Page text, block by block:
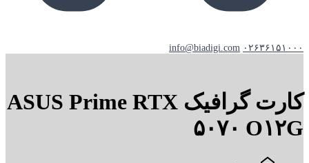
۰۲۶۳۶۱۵۱۰۰۰ info@biadigi.com
کارت گرافیک ASUS Prime RTX
۵۰۷۰ O۱۲G